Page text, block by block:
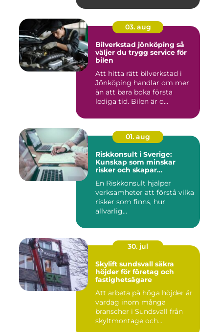
03. aug
Bilverkstad jönköping så
väljer du trygg service för
bilen
Att hitta rätt bilverkstad i
Jönköping handlar om mer
än att bara boka första
lediga tid. Bilen är o...
01. aug
Riskkonsult i Sverige:
Kunskap som minskar
risker och skapar
En Riskkonsult hjälper
verksamheter att förstå vilka
risker som finns, hur
allvarlig...
30. jul
Skylift sundsvall säkra
höjder för företag och
fastighetsägare
Att arbeta på höga höjder är
vardag inom många
branscher i Sundsvall från
skyltmontage och